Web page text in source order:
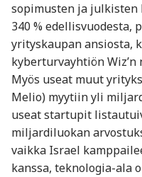
sopimusten ja
340 % edellisvuodesta,
yrityskaupan ansiosta,
kyberturvayhtiön
Myös useat muut
Melio) myytiin yli
useat startupit
miljardiluokan
vaikka Israel
kanssa, teknologia-ala